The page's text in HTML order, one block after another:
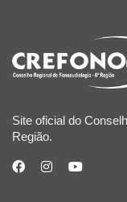
Site oficial do
Região.